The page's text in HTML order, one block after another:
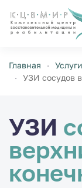
Перейти
Главная Услуги
УЗИ сосудов
УЗИ